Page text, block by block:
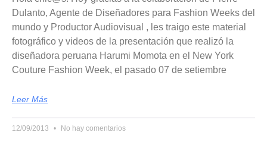
Dulanto, Agente de Diseñadores para Fashion Weeks del
mundo y Productor Audiovisual , les traigo este material
fotográfico y videos de la presentación que realizó la
diseñadora peruana Harumi Momota en el New York
Couture Fashion Week, el pasado 07 de setiembre
Leer Más
12/09/2013 No hay comentarios